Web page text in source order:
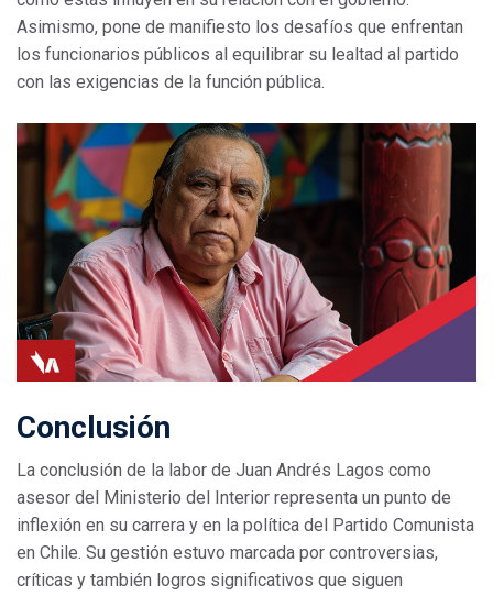
Asimismo, pone de manifiesto los desafíos que enfrentan
los funcionarios públicos al equilibrar su lealtad al partido
con las exigencias de la función pública.
Conclusión
La conclusión de la labor de Juan Andrés Lagos como
asesor del Ministerio del Interior representa un punto de
inflexión en su carrera y en la política del Partido Comunista
en Chile. Su gestión estuvo marcada por controversias,
críticas y también logros significativos que siguen